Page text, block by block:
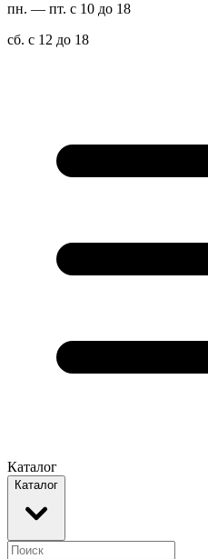
пн. — пт. с 10 до 18
сб. с 12 до 18
Каталог
Каталог